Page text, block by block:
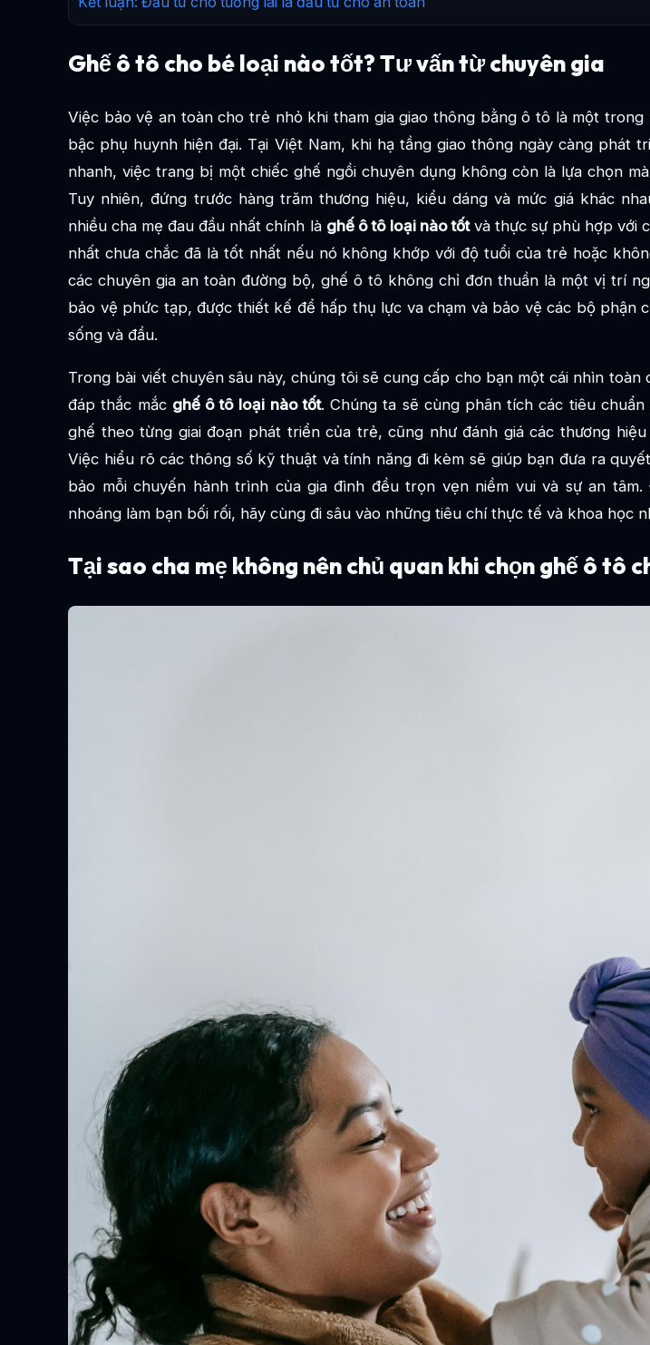
Ghế ô tô cho bé loại nào tốt? Tư vấn từ chuyên gia
Việc bảo vệ an toàn cho trẻ nhỏ khi tham gia giao thông bằng ô tô là một trong
bậc phụ huynh hiện đại. Tại Việt Nam, khi hạ tầng giao thông ngày càng phát
nhanh, việc trang bị một chiếc ghế ngồi chuyên dụng không còn là lựa chọn
Tuy nhiên, đứng trước hàng trăm thương hiệu, kiểu dáng và mức giá khác
nhiều cha mẹ đau đầu nhất chính là ghế ô tô loại nào tốtvà thực sự phù hợp với
nhất chưa chắc đã là tốt nhất nếu nó không khớp với độ tuổi của trẻ hoặc
các chuyên gia an toàn đường bộ, ghế ô tô không chỉ đơn thuần là một vị trí
bảo vệ phức tạp, được thiết kế để hấp thụ lực va chạm và bảo vệ các bộ phận
sống và đầu.
Trong bài viết chuyên sâu này, chúng tôi sẽ cung cấp cho bạn một cái nhìn toàn
đáp thắc mắc ghế ô tô loại nào tốt. Chúng ta sẽ cùng phân tích các tiêu
ghế theo từng giai đoạn phát triển của trẻ, cũng như đánh giá các thương
Việc hiểu rõ các thông số kỹ thuật và tính năng đi kèm sẽ giúp bạn đưa ra
bảo mỗi chuyến hành trình của gia đình đều trọn vẹn niềm vui và sự an
nhoáng làm bạn bối rối, hãy cùng đi sâu vào những tiêu chí thực tế và khoa học
Tại sao cha mẹ không nên chủ quan khi chọn ghế ô tô